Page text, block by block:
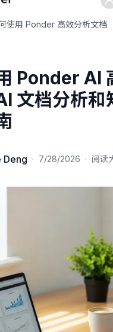
使用 Ponder 高效分析文档
Ponder AI
文档分析和
Deng · 7/28/2026 · 阅读